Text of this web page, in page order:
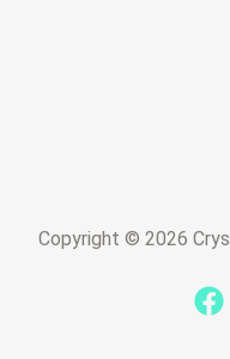
Copyright © 2026